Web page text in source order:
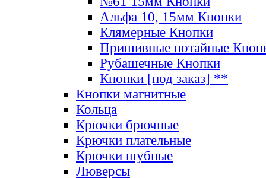
Альфа 10, 15мм Кнопки
Клямерные Кнопки
Пришивные потайные
Рубашечные Кнопки
Кнопки [под заказ] **
Кнопки магнитные
Кольца
Крючки брючные
Крючки плательные
Крючки шубные
Люверсы